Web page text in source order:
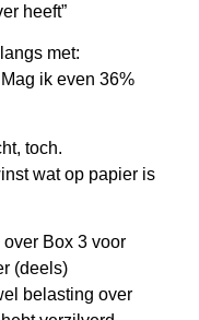
heeft”
met:
ik even 36%
toch.
wat op papier is
Box 3 voor
(deels)
belasting over